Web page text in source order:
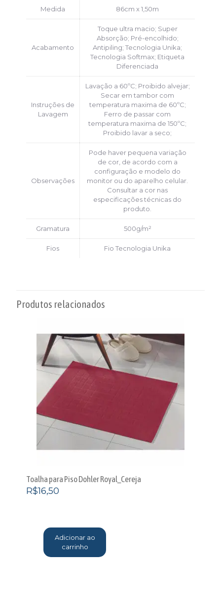
Medida 86cm x 1,50m
Acabamento
Toque ultra macio; Super
Absorção; Pré-encolhido;
Antipiling; Tecnologia Unika;
Tecnologia Softmax; Etiqueta
Diferenciada
Instruções de
Lavagem
Lavação a 60ºC; Proibido alvejar;
Secar em tambor com
temperatura maxima de 60ºC;
Ferro de passar com
temperatura maxima de 150ºC;
Proibido lavar a seco;
Observações
Pode haver pequena variação
de cor, de acordo com a
configuração e modelo do
monitor ou do aparelho celular.
Consultar a cor nas
especificações técnicas do
produto.
Gramatura 500g/m²
Fios Fio Tecnologia Unika
Produtos relacionados
Toalha para Piso Dohler Royal_Cereja
R$16,50
Adicionar ao
carrinho